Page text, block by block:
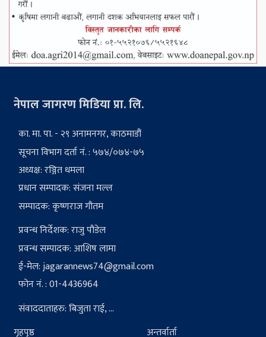
नेपाल जागरण मिडिया प्रा. लि.
का. मा. पा. - २९ अनामनगर, काठमाडौं
सूचना विभाग दर्ता नं. : ५७४/०७४-७५
अध्यक्ष: रञ्जित धमला
प्रधान सम्पादक: संजना मल्ल
सम्पादक: कृष्णराज गौतम
प्रवन्ध निर्देशक: राजु पौडेल
प्रवन्ध सम्पादक: आशिष लामा
ई-मेल:jagarannews74@gmail.com
फोन नं. : 01-4436964
संवाददाताहरु: बिजुता राई, ...
गृहपृष्ठ
अन्तर्वार्ता